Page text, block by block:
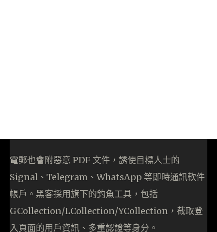
電郵也會附惡意 PDF 文件，誘使目標人士的
Signal、Telegram、WhatsApp 等即時通訊軟件
帳戶。黑客採用旗下的釣魚工具，包括
GCollection/LCollection/YCollection，截取登
入頁面的用戶資訊、多重認證等身分。